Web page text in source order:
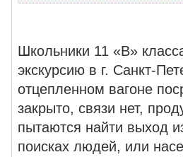
Школьники 11 «В»
экскурсию в г. Санкт-
отцепленном вагоне
закрыто, связи нет,
пытаются найти выход
поисках людей, или